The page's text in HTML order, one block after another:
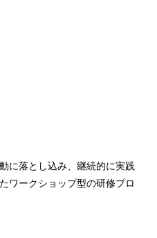
に落とし込み、継続的に実践
ワークショップ型の研修プロ